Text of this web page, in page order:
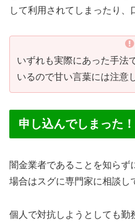
して利用されてしまったり、
いずれも実際にあった手法
いるので甘い言葉には注意
申し込んでしまった
闇金業者であることを知らず
場合はスグに専門家に相談し
個人で対抗しようとしても勤